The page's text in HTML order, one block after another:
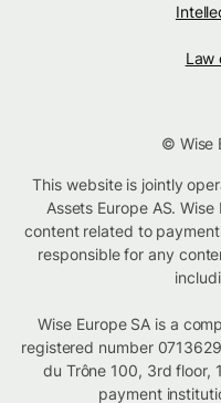
Law
© Wise
This website is jointly
Assets Europe AS.
content related to payment
responsible for any
Wise Europe SA is a
registered number
du Trône 100, 3rd floor,
payment